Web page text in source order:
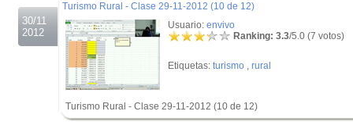
30/11
2012
Turismo Rural - Clase 29-11-2012 (10 de 12)
Usuario: envivo
Ranking: 3.3/5.0 (7 votos)
Etiquetas: turismo , rural
Turismo Rural - Clase 29-11-2012 (10 de 12)